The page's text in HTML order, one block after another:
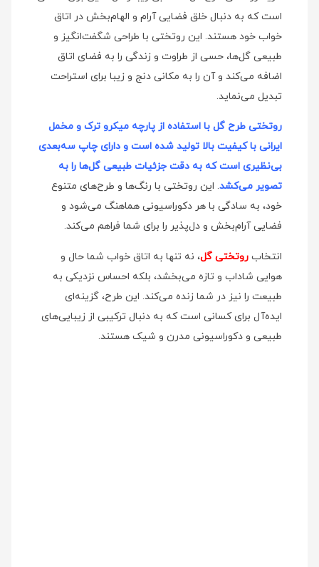
است که به دنبال خلق فضایی آرام و الهام‌بخش در اتاق
خواب خود هستند. این روتختی با طراحی شگفت‌انگیز و
طبیعی گل‌ها، حسی از طراوت و زندگی را به فضای اتاق
اضافه می‌کند و آن را به مکانی دنج و زیبا برای استراحت
تبدیل می‌نماید.
روتختی طرح گل با استفاده از پارچه میکرو ترک و مخمل
ایرانی با کیفیت بالا تولید شده است و دارای چاپ سه‌بعدی
بی‌نظیری است که به دقت جزئیات طبیعی گل‌ها را به
تصویر می‌کشد. این روتختی با رنگ‌ها و طرح‌های متنوع
خود، به سادگی با هر دکوراسیونی هماهنگ می‌شود و
فضایی آرام‌بخش و دل‌پذیر را برای شما فراهم می‌کند.
انتخاب روتختی گل، نه تنها به اتاق خواب شما حال و
هوایی شاداب و تازه می‌بخشد، بلکه احساس نزدیکی به
طبیعت را نیز در شما زنده می‌کند. این طرح، گزینه‌ای
ایده‌آل برای کسانی است که به دنبال ترکیبی از زیبایی‌های
طبیعی و دکوراسیونی مدرن و شیک هستند.